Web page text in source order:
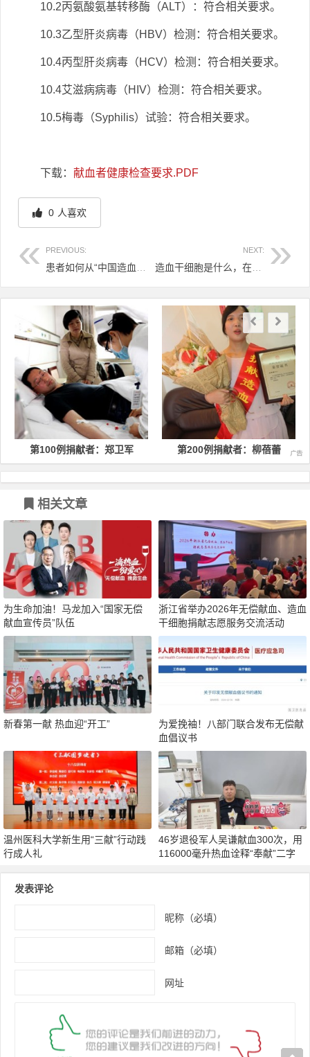
10.2丙氨酸氨基转移酶（ALT）：符合相关要求。
10.3乙型肝炎病毒（HBV）检测：符合相关要求。
10.4丙型肝炎病毒（HCV）检测：符合相关要求。
10.4艾滋病病毒（HIV）检测：符合相关要求。
10.5梅毒（Syphilis）试验：符合相关要求。
下载： 献血者健康检查要求.PDF
0 人喜欢
PREVIOUS:
患者如何从“中国造血干细胞资料库”中获得援助？
NEXT:
造血干细胞是什么，在人体中起什么作用？
文章导航
第100例捐献者：郑卫军 第200例捐献者：柳蓓蕾
相关文章
为生命加油！马龙加入“国家无偿
献血宣传员”队伍
浙江省举办2026年无偿献血、造血
干细胞捐献志愿服务交流活动
新春第一献 热血迎“开工”
为爱挽袖！八部门联合发布无偿献
血倡议书
温州医科大学新生用“三献”行动践
行成人礼
46岁退役军人吴谦献血300次，用
116000毫升热血诠释“奉献”二字
发表评论
昵称（必填）
邮箱（必填）
网址